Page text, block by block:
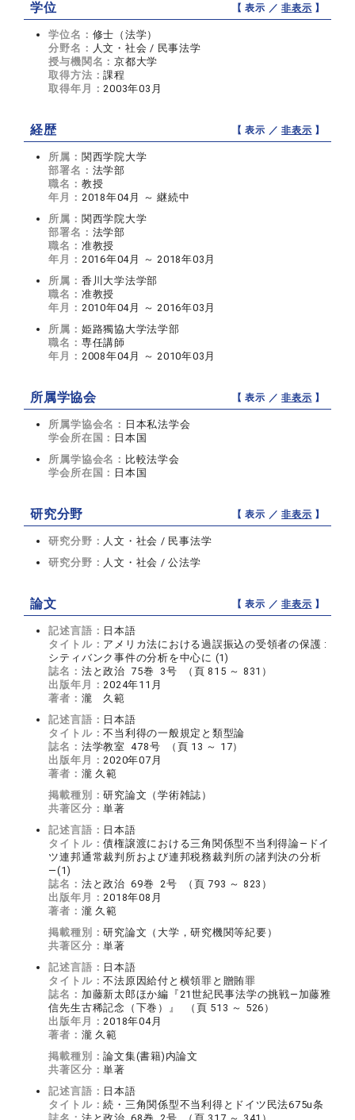
学位 【 表示 ／非表示 】
学位名： 修士（法学）
分野名： 人文・社会 / 民事法学
授与機関名：京都大学
取得方法：課程
取得年月：2003年03月
経歴 【 表示 ／非表示 】
所属： 関西学院大学
部署名： 法学部
職名： 教授
年月： 2018年04月 ～ 継続中
所属： 関西学院大学
部署名： 法学部
職名： 准教授
年月： 2016年04月 ～ 2018年03月
所属： 香川大学法学部
職名： 准教授
年月： 2010年04月 ～ 2016年03月
所属： 姫路獨協大学法学部
職名： 専任講師
年月： 2008年04月 ～ 2010年03月
所属学協会 【 表示 ／非表示 】
所属学協会名： 日本私法学会
学会所在国： 日本国
所属学協会名： 比較法学会
学会所在国： 日本国
研究分野 【 表示 ／非表示 】
研究分野： 人文・社会 / 民事法学
研究分野： 人文・社会 / 公法学
論文 【 表示 ／非表示 】
記述言語： 日本語
タイトル： アメリカ法における過誤振込の受領者の保護 :
シティバンク事件の分析を中心に (1)
誌名： 法と政治 75巻 3号 （頁 815 ～ 831）
出版年月：2024年11月
著者： 瀧 久範
記述言語： 日本語
タイトル：不当利得の一般規定と類型論
誌名： 法学教室 478号 （頁 13 ～ 17）
出版年月：2020年07月
著者： 瀧 久範
掲載種別：研究論文（学術雑誌）
共著区分：単著
記述言語： 日本語
タイトル：債権譲渡における三角関係型不当利得論―ドイ
ツ連邦通常裁判所および連邦税務裁判所の諸判決の分析
―(1)
誌名： 法と政治 69巻 2号 （頁 793 ～ 823）
出版年月：2018年08月
著者： 瀧 久範
掲載種別：研究論文（大学，研究機関等紀要）
共著区分：単著
記述言語： 日本語
タイトル：不法原因給付と横領罪と贈賄罪
誌名： 加藤新太郎ほか編『21世紀民事法学の挑戦―加藤雅
信先生古稀記念（下巻）』 （頁 513 ～ 526）
出版年月：2018年04月
著者： 瀧 久範
掲載種別：論文集(書籍)内論文
共著区分：単著
記述言語： 日本語
タイトル：続・三角関係型不当利得とドイツ民法675u条